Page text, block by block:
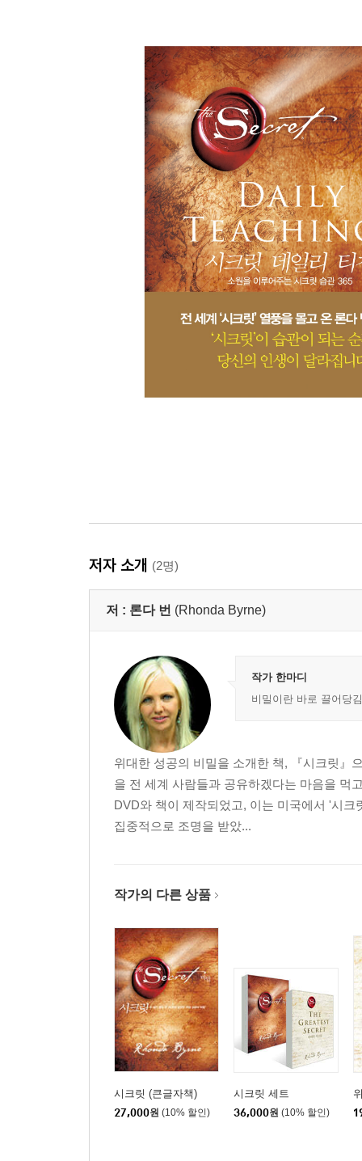
저자 소개 (2명)
저 : 론다 번 (Rhonda Byrne)
작가 한마디
비밀이란 바로 끌어당
위대한 성공의 비밀을 소개한 책, 『시크릿』
을 전 세계 사람들과 공유하겠다는 마음을 먹
DVD와 책이 제작되었고, 이는 미국에서 '시
집중적으로 조명을 받았...
작가의 다른 상품
시크릿 (큰글자책)
27,000원 (10% 할인)
시크릿 세트
36,000원 (10% 할인)